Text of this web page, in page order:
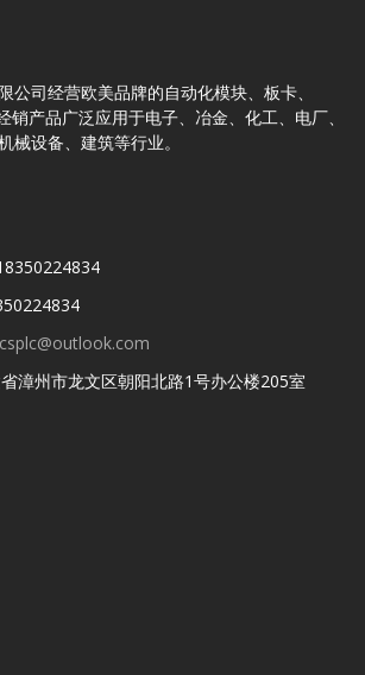
公司经营欧美品牌的自动化模块、板卡、
销产品广泛应用于电子、冶金、化工、电厂、
械设备、建筑等行业。
漳州市龙文区朝阳北路1号办公楼205室